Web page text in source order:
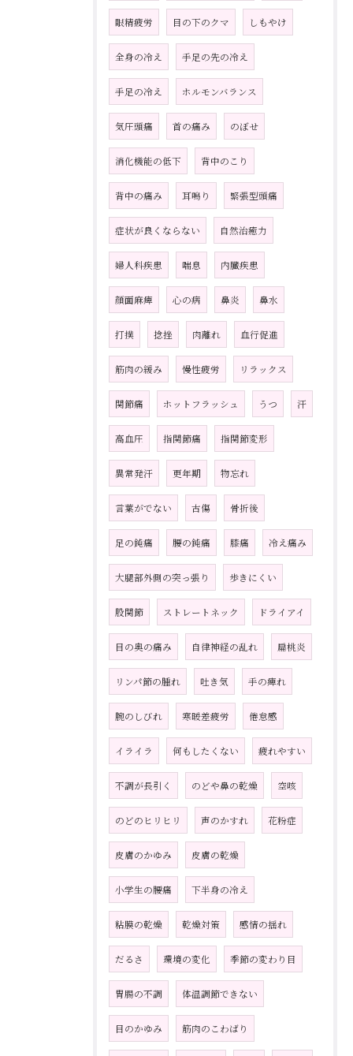
眼精疲労 目の下のクマ しもやけ
全身の冷え 手足の先の冷え
手足の冷え ホルモンバランス
気圧頭痛 首の痛み のぼせ
消化機能の低下 背中のこり
背中の痛み 耳鳴り 緊張型頭痛
症状が良くならない 自然治癒力
婦人科疾患 喘息 内臓疾患
顔面麻痺 心の病 鼻炎 鼻水
打撲 捻挫 肉離れ 血行促進
筋肉の緩み 慢性疲労 リラックス
関節痛 ホットフラッシュ うつ 汗
高血圧 指関節痛 指関節変形
異常発汗 更年期 物忘れ
言葉がでない 古傷 骨折後
足の鈍痛 腰の鈍痛 膝痛 冷え痛み
大腿部外側の突っ張り 歩きにくい
股関節 ストレートネック ドライアイ
目の奥の痛み 自律神経の乱れ 扁桃炎
リンパ節の腫れ 吐き気 手の痺れ
腕のしびれ 寒暖差疲労 倦怠感
イライラ 何もしたくない 疲れやすい
不調が長引く のどや鼻の乾燥 空咳
のどのヒリヒリ 声のかすれ 花粉症
皮膚のかゆみ 皮膚の乾燥
小学生の腰痛 下半身の冷え
粘膜の乾燥 乾燥対策 感情の揺れ
だるさ 環境の変化 季節の変わり目
胃腸の不調 体温調節できない
目のかゆみ 筋肉のこわばり